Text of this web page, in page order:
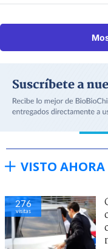
VISTO AHORA
276
visitas